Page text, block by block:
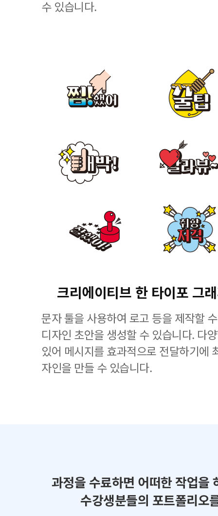
수 있습니다.
크리에이티브 한 타이포 그
문자 툴을 사용하여 로고 등을 제작할
디자인 초안을 생성할 수 있습니다. 다
있어 메시지를 효과적으로 전달하기에
자인을 만들 수 있습니다.
과정을 수료하면 어떠한 작업을
수강생분들의 포트폴리오